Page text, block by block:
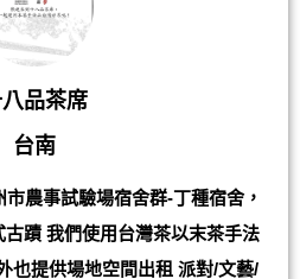
品茶席
台南
農事試驗場宿舍群-丁種宿舍，
古蹟 我們使用台灣茶以末茶手法
也提供場地空間出租 派對/文藝/